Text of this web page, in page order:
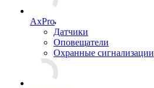
AxPro
Датчики
Оповещатели
Охранные сигнализации